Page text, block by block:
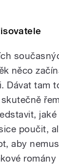
něco
Dávat tam
poučit,
aby